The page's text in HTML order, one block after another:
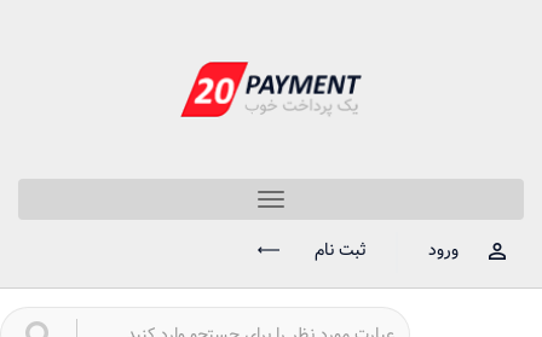
Toggle
navigation
ورود
ثبت نام